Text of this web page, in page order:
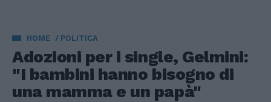
HOME POLITICA
Adozioni per i single, Gelmini:
"I bambini hanno bisogno di
una mamma e un papà"